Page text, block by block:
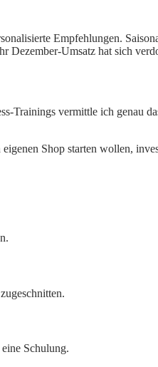
Empfehlungen.
Dezember-Umsatz hat sich
Trainings vermittle ich genau
Shop starten wollen,
Schulung.